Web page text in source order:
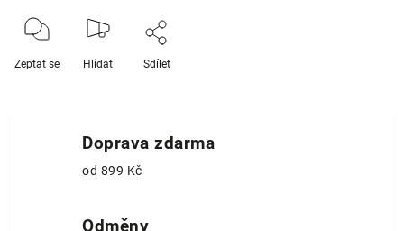
Zeptat se Hlídat Sdílet
Doprava zdarma
od 899 Kč
Odměny